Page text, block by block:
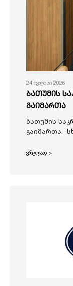
24 ივლისი 2026
ბათუმის
გაიმართა
ბათუმის
გაიმართა.
ვრცლად >